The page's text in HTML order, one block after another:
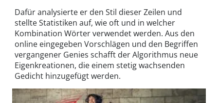
Dafür analysierte er den Stil dieser Zeilen und
stellte Statistiken auf, wie oft und in welcher
Kombination Wörter verwendet werden. Aus den
online eingegeben Vorschlägen und den Begriffen
vergangener Genies schafft der Algorithmus neue
Eigenkreationen, die einem stetig wachsenden
Gedicht hinzugefügt werden.